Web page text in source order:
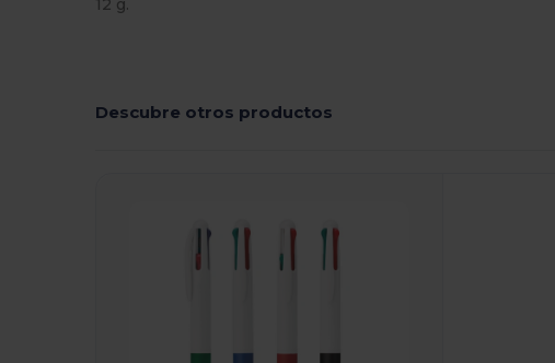
12 g.
Descubre otros productos